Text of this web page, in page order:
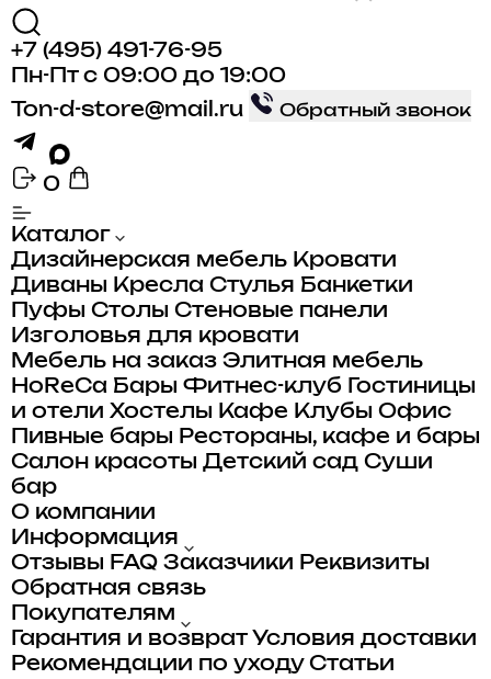
+7 (495) 491-76-95
Пн-Пт с 09:00 до 19:00
Ton-d-store@mail.ru
Обратный звонок
0
Каталог
Дизайнерская мебель Кровати
Диваны Кресла Стулья Банкетки
Пуфы Столы Стеновые панели
Изголовья для кровати
Мебель на заказ Элитная мебель
HoReCa Бары Фитнес-клуб
Гостиницы
и отели Хостелы Кафе Клубы Офис
Пивные бары Рестораны, кафе и бары
Салон красоты Детский сад Суши
бар
О компании
Информация
Отзывы FAQ Заказчики Реквизиты
Обратная связь
Покупателям
Гарантия и возврат Условия доставки
Рекомендации по уходу Статьи